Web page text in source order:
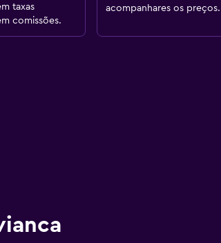
taxas
comissões.
acompanhares os preços.